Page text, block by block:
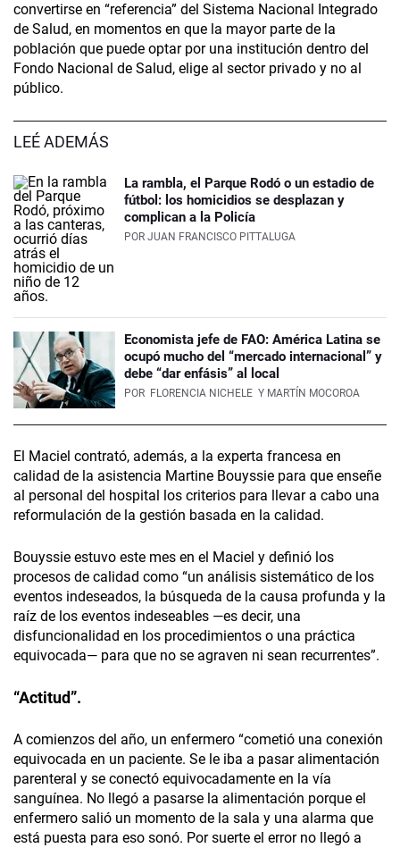
convertirse en “referencia” del Sistema Nacional Integrado
de Salud, en momentos en que la mayor parte de la
población que puede optar por una institución dentro del
Fondo Nacional de Salud, elige al sector privado y no al
público.
LEÉ ADEMÁS
La rambla, el Parque Rodó o un estadio de
fútbol: los homicidios se desplazan y
complican a la Policía
POR JUAN FRANCISCO PITTALUGA
Economista jefe de FAO: América Latina se
ocupó mucho del “mercado internacional” y
debe “dar enfásis” al local
POR FLORENCIA NICHELE Y MARTÍN MOCOROA
El Maciel contrató, además, a la experta francesa en
calidad de la asistencia Martine Bouyssie para que enseñe
al personal del hospital los criterios para llevar a cabo una
reformulación de la gestión basada en la calidad.
Bouyssie estuvo este mes en el Maciel y definió los
procesos de calidad como “un análisis sistemático de los
eventos indeseados, la búsqueda de la causa profunda y la
raíz de los eventos indeseables —es decir, una
disfuncionalidad en los procedimientos o una práctica
equivocada— para que no se agraven ni sean recurrentes”.
“Actitud”.
A comienzos del año, un enfermero “cometió una conexión
equivocada en un paciente. Se le iba a pasar alimentación
parenteral y se conectó equivocadamente en la vía
sanguínea. No llegó a pasarse la alimentación porque el
enfermero salió un momento de la sala y una alarma que
está puesta para eso sonó. Por suerte el error no llegó a